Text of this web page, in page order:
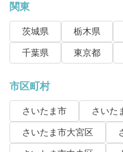
関東
茨城県 栃木県
千葉県
東京都
市区町村
さいたま市 さいた
さいたま市大宮区